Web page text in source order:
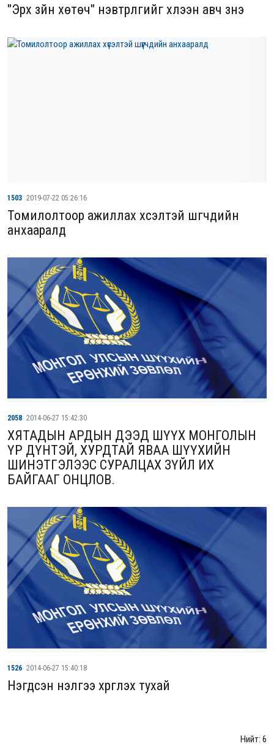
"Эрх зүйн хөтөч" нэвтрүүлгийг хүлээн авч үзнэ үү
1503 2019-07-22 05:26:16
Томилолтоор ажиллах хүсэлтэй шүүгчдийн
анхааралд
2058 2014-06-27 15:42:30
ХЯТАДЫН АРДЫН ДЭЭД ШҮҮХ МОНГОЛЫН
ҮР ДҮНТЭЙ, ХУРДТАЙ ЯВАА ШҮҮХИЙН
ШИНЭТГЭЛЭЭС СУРАЛЦАХ ЗҮЙЛ ИХ
БАЙГААГ ОНЦЛОВ.
1526 2014-06-27 15:40:18
Нэгдсэн үнэлгээ хүргүүлэх тухай
Нийт: 6